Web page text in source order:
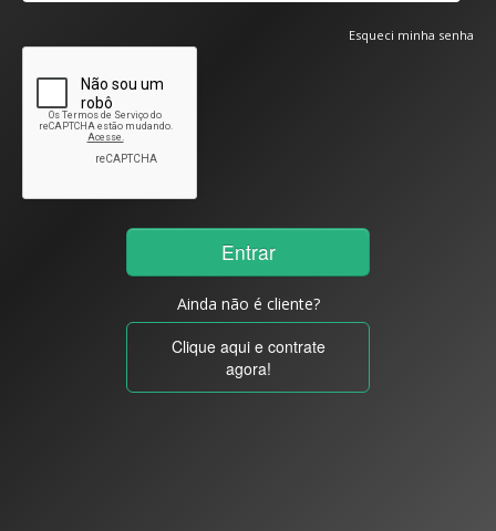
Esqueci minha senha
Ainda não é cliente?
Clique aqui e contrate
agora!